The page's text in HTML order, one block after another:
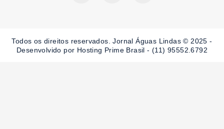
k
-
a
m
Todos os direitos reservados. Jornal Águas Lindas © 2025 -
Desenvolvido por Hosting Prime Brasil - (11) 95552.6792